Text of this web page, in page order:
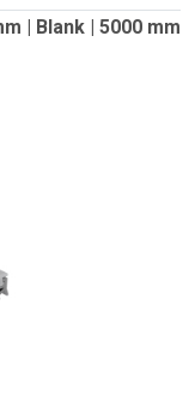
| Blank | 5000 mm